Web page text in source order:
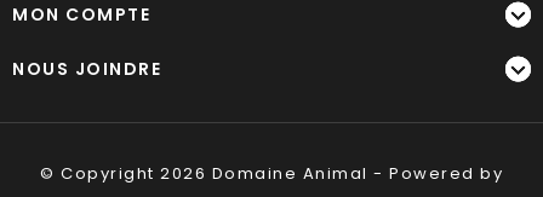
MON COMPTE
NOUS JOINDRE
© Copyright 2026 Domaine Animal - Powered by